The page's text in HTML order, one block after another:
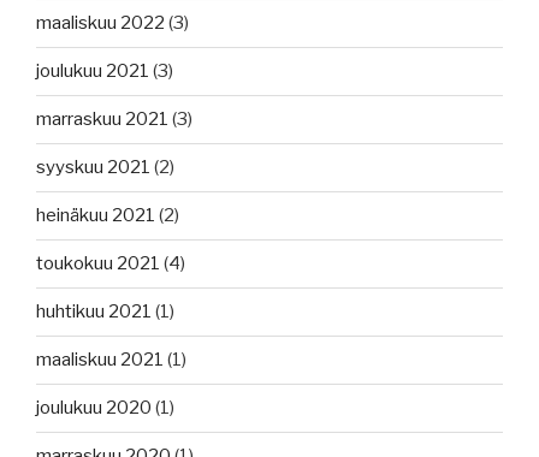
maaliskuu 2022 (3)
joulukuu 2021 (3)
marraskuu 2021 (3)
syyskuu 2021 (2)
heinäkuu 2021 (2)
toukokuu 2021 (4)
huhtikuu 2021 (1)
maaliskuu 2021 (1)
joulukuu 2020 (1)